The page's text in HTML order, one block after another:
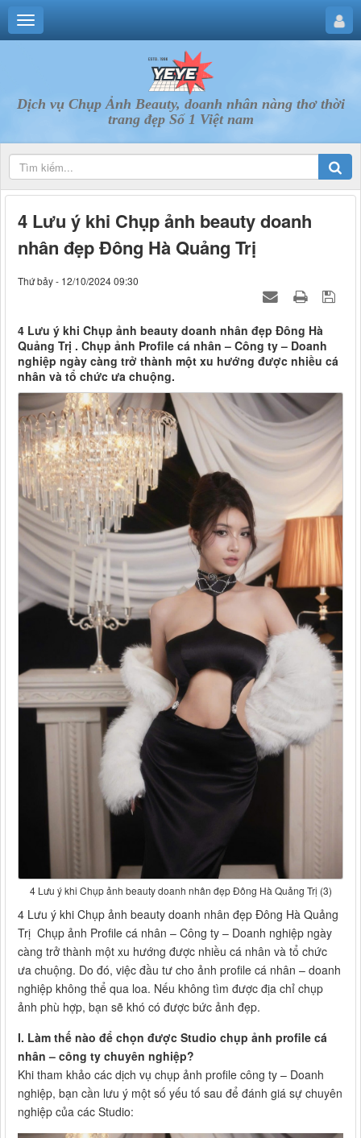
Dịch vụ Chụp Ảnh Beauty, doanh nhân nàng thơ thời
trang đẹp Số 1 Việt nam
4 Lưu ý khi Chụp ảnh beauty doanh
nhân đẹp Đông Hà Quảng Trị
Thứ bảy - 12/10/2024 09:30
4 Lưu ý khi Chụp ảnh beauty doanh nhân đẹp Đông Hà
Quảng Trị . Chụp ảnh Profile cá nhân – Công ty – Doanh
nghiệp ngày càng trở thành một xu hướng được nhiều cá
nhân và tổ chức ưa chuộng.
4 Lưu ý khi Chụp ảnh beauty doanh nhân đẹp Đông Hà Quảng Trị (3)
4 Lưu ý khi Chụp ảnh beauty doanh nhân đẹp Đông Hà Quảng
Trị Chụp ảnh Profile cá nhân – Công ty – Doanh nghiệp ngày
càng trở thành một xu hướng được nhiều cá nhân và tổ chức
ưa chuộng. Do đó, việc đầu tư cho ảnh profile cá nhân – doanh
nghiệp không thể qua loa. Nếu không tìm được địa chỉ chụp
ảnh phù hợp, bạn sẽ khó có được bức ảnh đẹp.
I. Làm thế nào để chọn được Studio chụp ảnh profile cá
nhân – công ty chuyên nghiệp?
Khi tham khảo các dịch vụ chụp ảnh profile công ty – Doanh
nghiệp, bạn cần lưu ý một số yếu tố sau để đánh giá sự chuyên
nghiệp của các Studio: